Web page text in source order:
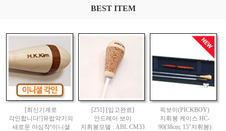
BEST ITEM
[최신기계로
각인합니다!]유럽악기의
새로운 야심작!이니셜
[251] [입고완료]
안드레아 보이
지휘봉모델 : ABL CM33
픽보이(PICKBOY)
지휘봉 케이스 HC-
90(38cm; 15"지휘봉)